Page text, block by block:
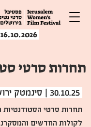
תחרות סרטי